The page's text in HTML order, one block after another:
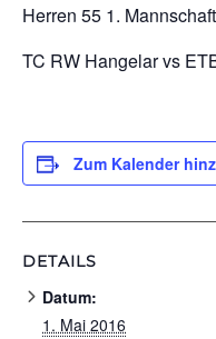
Herren 55 1.
TC RW Hangelar vs
Zum Kalender
DETAILS
Datum:
1. Mai 2016